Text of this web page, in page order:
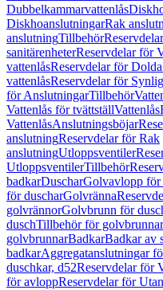
Dubbelkammarvattenlås
DiskhoanslutningarRak
anslutningTillbehör
sanitärenheterReservdelar för
vattenlåsReservdelar för
vattenlåsReservdelar för
för AnslutningarTillbehör
Vattenlås för tvättställVattenlås
VattenlåsAnslutningsböjar
anslutningReservdelar för Rak
anslutningUtloppsventiler
UtloppsventilerTillbehör
badkarDuscharGolvavlopp för
för duscharGolvränna
golvrännorGolvbrunn för
duschTillbehör för golvbrunnar
golvbrunnarBadkarBadkar av
badkarAggregatanslutningar
duschkar, d52Reservdelar för
för avloppReservdelar för